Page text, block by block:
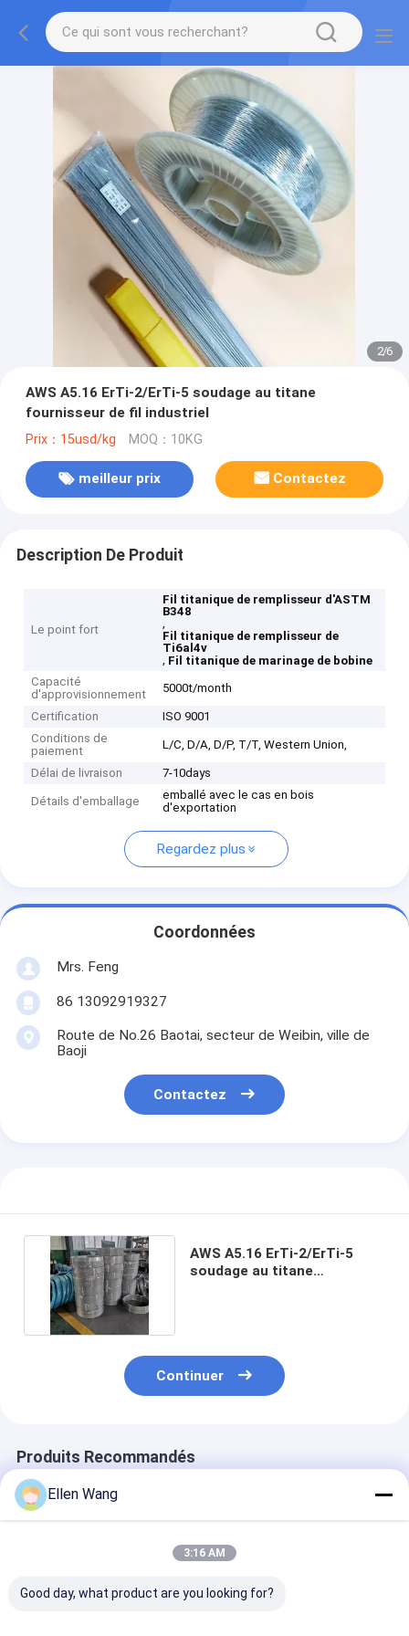
2/6
AWS A5.16 ErTi-2/ErTi-5 soudage au titane
fournisseur de fil industriel
Prix：15usd/kg MOQ：10KG
meilleur prix Contactez
Description De Produit
Le point fort
Fil titanique de remplisseur d'ASTM
B348
,
Fil titanique de remplisseur de
Ti6al4v
, Fil titanique de marinage de bobine
Capacité
d'approvisionnement
5000t/month
Certification
ISO 9001
Conditions de
paiement
L/C, D/A, D/P, T/T, Western Union,
Délai de livraison 7-10days
Détails d'emballage
emballé avec le cas en bois
d'exportation
Regardez plus
Coordonnées
Mrs. Feng
86 13092919327
Route de No.26 Baotai, secteur de Weibin, ville de
Baoji
Contactez
AWS A5.16 ErTi-2/ErTi-5
soudage au titane
Continuer
Produits Recommandés
Ellen Wang
3:16 AM
Good day, what product are you looking for?